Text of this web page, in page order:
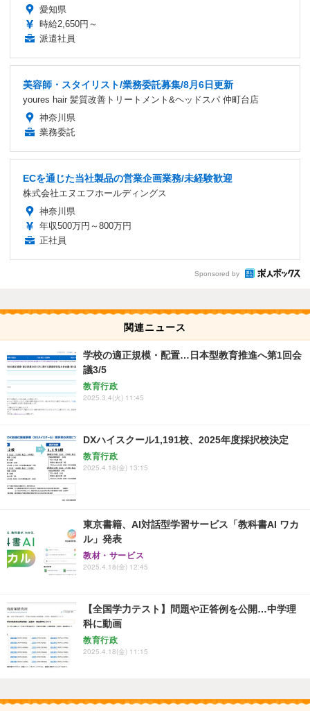
愛知県
時給2,650円～
派遣社員
美容師・スタイリスト/業務委託募集/8月6日更新
youres hair 髪質改善トリートメント&ヘッドスパ 仲町台店
神奈川県
業務委託
ECを通じた当社製品の営業企画業務/未経験歓迎
株式会社エヌエフホールディングス
神奈川県
年収500万円～800万円
正社員
Sponsored by
関連ニュース
学校の適正規模・配置…日本型教育推進へ第1回会
議3/5
教育行政
2025.3.4(火) 11:45
DXハイスクール1,191校、2025年度採択校決定
教育行政
2025.4.18(金) 13:15
東京書籍、AI対話型学習サービス「教科書AI ワカ
ル」発表
教材・サービス
2025.4.18(金) 12:45
【全国学力テスト】問題や正答例を公開…中学理
科に動画
教育行政
2025.4.18(金) 11:15